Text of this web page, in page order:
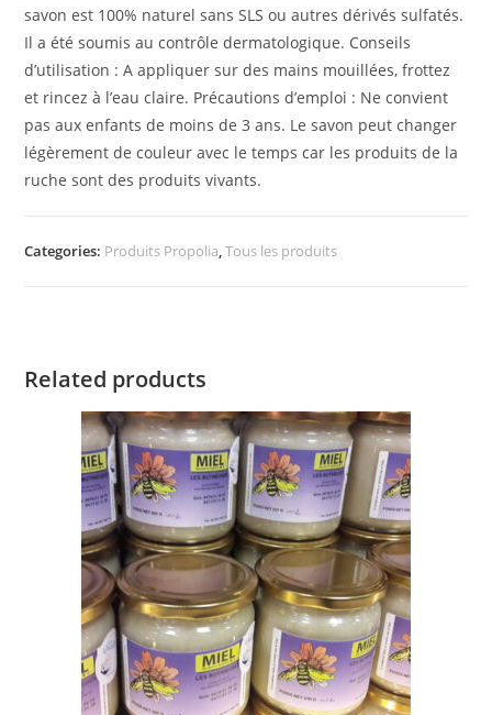
savon est 100% naturel sans SLS ou autres dérivés sulfatés.
Il a été soumis au contrôle dermatologique. Conseils
d’utilisation : A appliquer sur des mains mouillées, frottez
et rincez à l’eau claire. Précautions d’emploi : Ne convient
pas aux enfants de moins de 3 ans. Le savon peut changer
légèrement de couleur avec le temps car les produits de la
ruche sont des produits vivants.
Categories: Produits Propolia,Tous les produits
Related products